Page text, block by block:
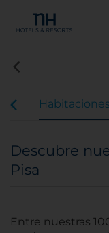
Habitaciones
Descubre
Pisa
Entre nuestras